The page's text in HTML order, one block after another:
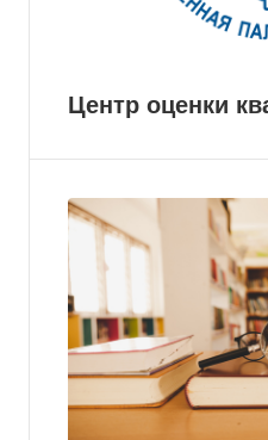
Центр оценки